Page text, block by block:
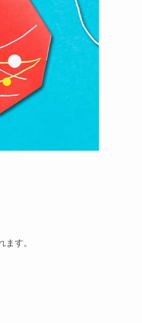
す。